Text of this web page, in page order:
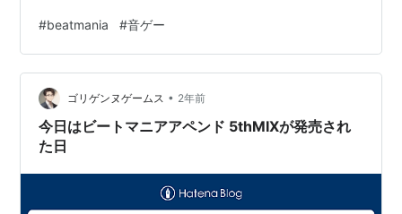
IIIと区別するため初代五鍵と言ったりもする
なる関係上、曲によって最高得点が10万点ではない曲も
あった。
DJシミュレーションの音楽ゲームである。本シリーズは
『BEMANIシリーズ』の第2作目であり、IIDX、弐寺とい
う略称で知られている。 本シリーズの基本操作は
『beatmania』シリーズとほぼ同じだが、同シリーズの
操作デバイスのボタンが5…
#beatmania #音ゲー
ゴリゲンヌゲームス • 2年前
今日はビートマニアアペンド 5thMIXが発売され
た日